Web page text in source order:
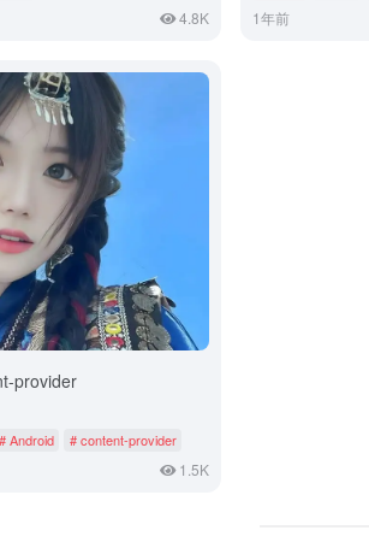
4.8K 1年前
provider
# Android # content-provider
1.5K